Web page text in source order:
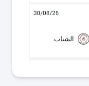
30/08/26
الشباب